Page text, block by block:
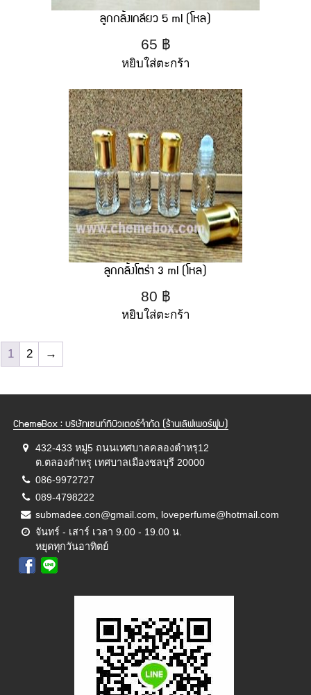
ลูกกลิ้งเกลียว 5 ml (โหล)
65 ฿
หยิบใส่ตะกร้า
ลูกกลิ้งโตร่า 3 ml (โหล)
80 ฿
หยิบใส่ตะกร้า
1 2 →
ChemeBox : บริษัทเซนท์ทิบิวเตอร์จำกัด (ร้านเลิฟเพอร์ฟูม)
432-433 หมู่5 ถนนเทศบาลคลองตำหรุ12
ต.ตลองตำหรุ เทศบาลเมืองชลบุรี 20000
086-9972727
089-4798222
submadee.con@gmail.com, loveperfume@hotmail.com
จันทร์ - เสาร์ เวลา 9.00 - 19.00 น.
หยุดทุกวันอาทิตย์